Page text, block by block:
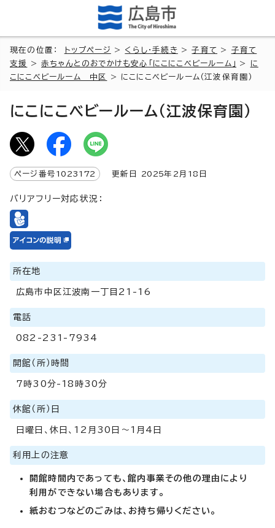
現在の位置： トップページ > くらし・手続き >子育て > 子育て
支援
>赤ちゃんとのおでかけも安心「にこにこベビールーム」 >
に
こにこベビールーム 中区
> にこにこベビールーム（江波保育園）
にこにこベビールーム（江波保育園）
ページ番号 1023172 更新日 2025年2月 18 日
バリアフリー対応状況：
所在地
広島市中区江波南一丁目21-16
電話
082-231-7934
開館（所）時間
7時30分-18時30分
休館（所）日
日曜日、休日、12月30日～1月4日
利用上の注意
開館時間内であっても、館内事業その他の理由により
利用ができない場合もあります。
紙おむつなどのごみは、お持ち帰りください。